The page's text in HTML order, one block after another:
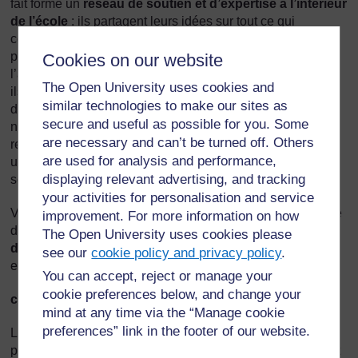
Cookies on our website
The Open University uses cookies and
similar technologies to make our sites as
secure and useful as possible for you. Some
are necessary and can’t be turned off. Others
are used for analysis and performance,
displaying relevant advertising, and tracking
your activities for personalisation and service
improvement. For more information on how
The Open University uses cookies please
see ourcookie policy and privacy policy.
You can accept, reject or manage your
cookie preferences below, and change your
mind at any time via the “Manage cookie
preferences” link in the footer of our website.
fait formé un réseau de soutien et d’expertise à l’intérieur
de l’école : ils partagent leurs idées sur tout ce qui
concerne l’inclusion des enfants handicapés, que ce soit
pour l’accès physique aux divers bâtiments ou l’accès à
l’apprentissage, ils se donnent des conseils mutuellement,
ils partagent et mutualisent leurs idées sur le matériel
didactique. Ils s’accordent pour développer ensemble de
nouvelles compétences en travaillant ensemble sur les
ressources que la directrice recommande. Ils forment donc
une communauté de pratique qui ne peut qu’apporter un
soutien à chacun.
Vous aurez aussi remarqué qu’ils ont identifié la possibilité
de former unréseau de soutien et d’expertise avec
d’autres écoles, en particulier en faisant appel aux
enseignants spécialisés des écoles spécialisées voisines.
c. La communauté source de soutien
La création de réseaux à l’extérieur de l’école ne se limite
pas à d’autres écoles. Il existe d’autres organismes qui ont